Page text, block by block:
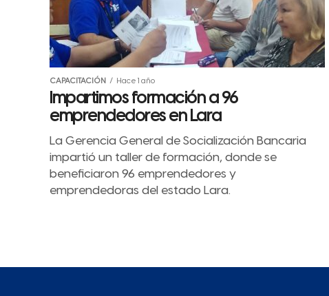
CAPACITACIÓN Hace 1 año
Impartimos formación a 96
emprendedores en Lara
La Gerencia General de Socialización Bancaria
impartió un taller de formación, donde se
beneficiaron 96 emprendedores y
emprendedoras del estado Lara.